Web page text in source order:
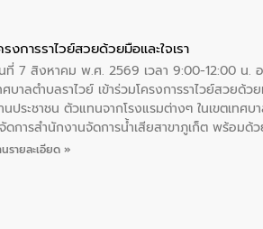
รงการราไวย์สวยด้วยมือและใจเรา
ที่ 7 สิงหาคม พ.ศ. 2569 เวลา 9:00-12:00 น.
ศบาลตำบลราไวย์ เข้าร่วมโครงการราไวย์สวยด้
นประชาชน ตัวแทนจากโรงแรมต่างๆ ในเขตเท
ดการสำนักงานจัดการน้ำเสียสาขาภูเก็ต พร้อม
เวณแหลมพรหมเทพ หมู่ที่ 6 ตำบลราไวย์ อำเภอ
นรายละเอียด »